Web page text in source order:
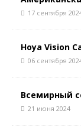
17 сентября
Hoya Vision
06 сентября
Всемирный
21 июня 2024